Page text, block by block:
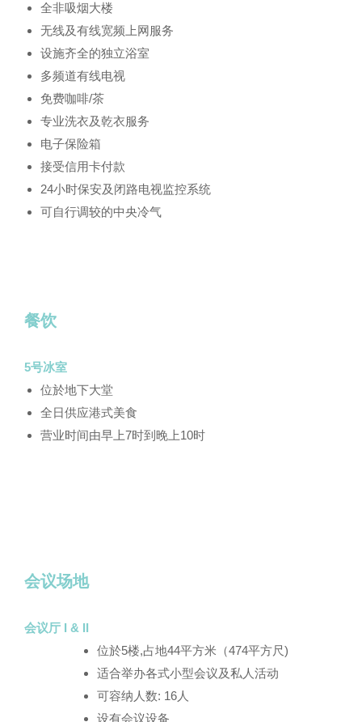
全非吸烟大楼
无线及有线宽频上网服务
设施齐全的独立浴室
多频道有线电视
免费咖啡/茶
专业洗衣及乾衣服务
电子保险箱
接受信用卡付款
24小时保安及闭路电视监控系统
可自行调较的中央冷气
餐饮
5号冰室
位於地下大堂
全日供应港式美食
营业时间由早上7时到晚上10时
会议场地
会议厅 I & II
位於5楼,占地44平方米（474平方尺)
适合举办各式小型会议及私人活动
可容纳人数: 16人
设有会议设备